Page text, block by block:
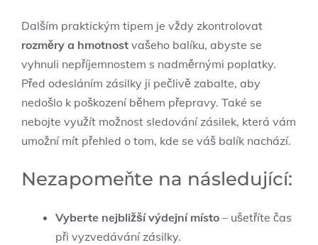
Dalším praktickým tipem je vždy zkontrolovat
rozměry a hmotnost vašeho balíku, abyste se
vyhnuli nepříjemnostem s nadměrnými poplatky.
Před odesláním zásilky ji pečlivě zabalte, aby
nedošlo k poškození během přepravy. Také se
nebojte využít možnost sledování zásilek, která vám
umožní mít přehled o tom, kde se váš balík nachází.
Nezapomeňte na následující:
Vyberte nejbližší výdejní místo – ušetříte čas
při vyzvedávání zásilky.